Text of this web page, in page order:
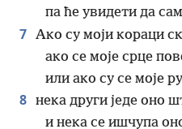
па ће увидети да
7 Ако су моји кораци
ако се моје срце
или ако су се моје
8 нека други једе оно
и нека се ишчупа